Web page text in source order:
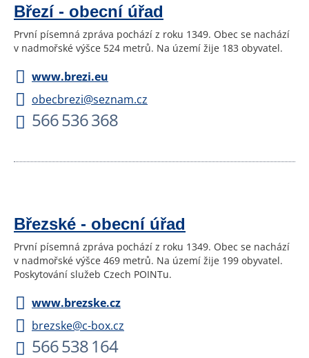
Březí - obecní úřad
První písemná zpráva pochází z roku 1349. Obec se nachází
v nadmořské výšce 524 metrů. Na území žije 183 obyvatel.
www.brezi.eu
obecbrezi@seznam.cz
566 536 368
Březské - obecní úřad
První písemná zpráva pochází z roku 1349. Obec se nachází
v nadmořské výšce 469 metrů. Na území žije 199 obyvatel.
Poskytování služeb Czech POINTu.
www.brezske.cz
brezske@c-box.cz
566 538 164